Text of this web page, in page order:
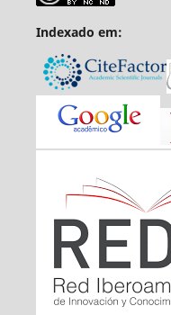
Indexado em: